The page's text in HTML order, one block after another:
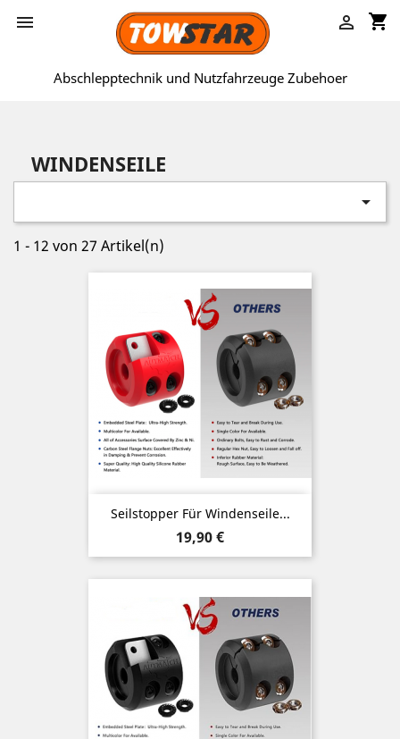
 shopping_cart

Abschlepptechnik und Nutzfahrzeuge Zubehoer
WINDENSEILE

1 - 12 von 27 Artikel(n)
Seilstopper Für Windenseile...
Preis
19,90 €